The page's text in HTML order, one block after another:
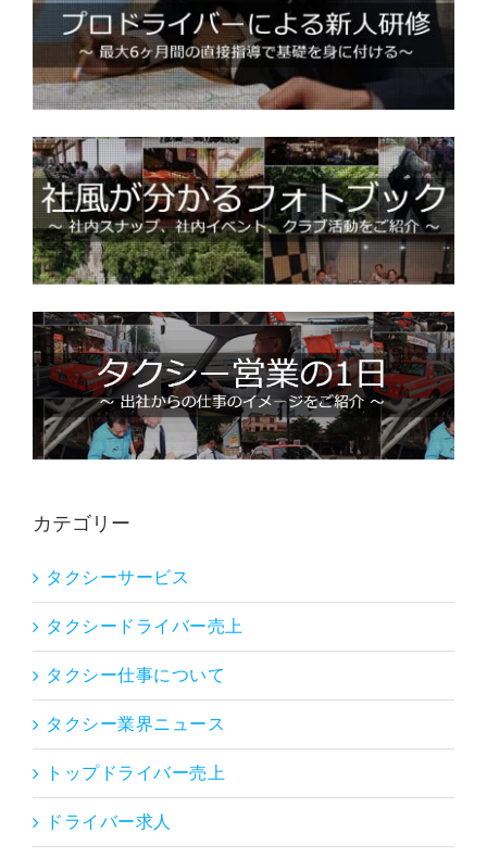
カテゴリー
タクシーサービス
タクシードライバー売上
タクシー仕事について
タクシー業界ニュース
トップドライバー売上
ドライバー求人